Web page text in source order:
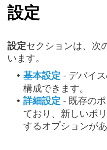
設定
設定セクションは、次
います。
• 基本設定 - デバイ
構成できます。
• 詳細設定 - 既存の
ており、新しいポ
するオプションがあ